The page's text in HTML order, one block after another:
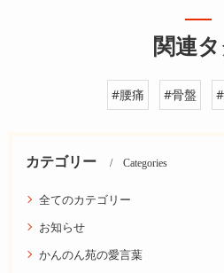
関連
#腰痛 #骨盤
カテゴリー Categories
全てのカテゴリー
お知らせ
かんのん苑の愛言葉